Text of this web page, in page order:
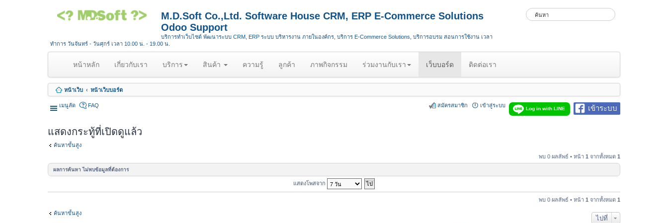
M.D.Soft Co.,Ltd. Software House CRM, ERP E-Commerce Solutions
Odoo Support
บริการทำเว็บไซต์ พัฒนาระบบ CRM, ERP ระบบ บริหารงาน ภายในองค์กร, บริการ E-Commerce Solutions, บริการอบรม สอนการใช้งาน เวลา
ทำการ วันจันทร์ - วันศุกร์ เวลา 10.00 น. - 19.00 น.
หน้าหลัก(
u
r
n
t
เกี่ยวกับเรา บริการ สินค้า ความรู้ ลูกค้า ภาพกิจกรรม ร่วมงานกับเรา เว็บบอร์ด ติดต่อเรา
หน้าเว็บ หน้าเว็บบอร์ด
เมนูลัด เข้าระบบ
Log in with LINE
FAQ เข้าสู่ระบบ
สมัครสมาชิก
แสดงกระทู้ที่เปิดดูแล้ว
ค้นหาขั้นสูง
พบ 0 ผลลัพธ์ • หน้า 1 จากทั้งหมด 1
ผลการค้นหา ไม่พบข้อมูลที่ต้องการ
แสดงโพสจาก
พบ 0 ผลลัพธ์ • หน้า 1 จากทั้งหมด 1
ค้นหาขั้นสูง
ไปที่